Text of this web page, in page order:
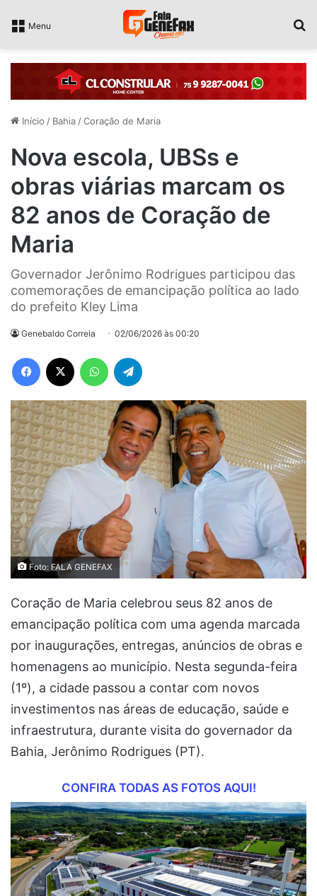
Menu
Início / Bahia /Coração de Maria
Nova escola, UBSs e
obras viárias marcam os
82 anos de Coração de
Maria
Governador Jerônimo Rodrigues participou das
comemorações de emancipação política ao lado
do prefeito Kley Lima
Genebaldo Correia 02/06/2026 às 00:20
Facebook WhatsApp
Foto: FALA GENEFAX
Coração de Maria celebrou seus 82 anos de
emancipação política com uma agenda marcada
por inaugurações, entregas, anúncios de obras e
homenagens ao município. Nesta segunda-feira
(1º), a cidade passou a contar com novos
investimentos nas áreas de educação, saúde e
infraestrutura, durante visita do governador da
Bahia, Jerônimo Rodrigues (PT).
CONFIRA TODAS AS FOTOS AQUI!